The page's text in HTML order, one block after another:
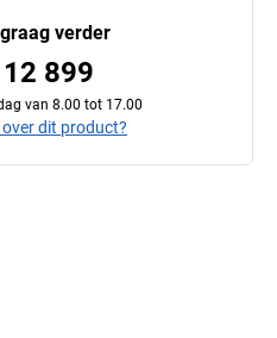
verder
899
van 8.00 tot 17.00
dit product?